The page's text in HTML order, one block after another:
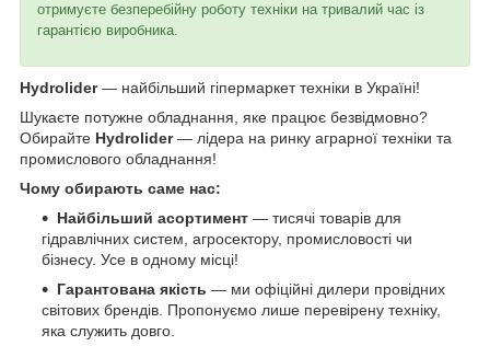
отримуєте безперебійну роботу техніки на тривалий час із
гарантією виробника.
Hydrolider— найбільший гіпермаркет техніки в Україні!
Шукаєте потужне обладнання, яке працює безвідмовно?
Обирайте Hydrolider— лідера на ринку аграрної техніки та
промислового обладнання!
Чому обирають саме нас:
Найбільший асортимент — тисячі товарів для
гідравлічних систем, агросектору, промисловості чи
бізнесу. Усе в одному місці!
Гарантована якість — ми офіційні дилери провідних
світових брендів. Пропонуємо лише перевірену техніку,
яка служить довго.